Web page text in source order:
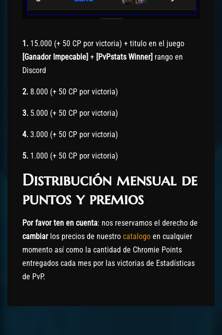
1. 15.000 (+ 50 CP por victoria) + titulo en el juego
[Ganador Impecable] + [PvPstats Winner] rango en
Discord
2. 8.000 (+ 50 CP por victoria)
3. 5.000 (+ 50 CP por victoria)
4. 3.000 (+ 50 CP por victoria)
5. 1.000 (+ 50 CP por victoria)
Distribución mensual de
puntos y premios
Por favor ten en cuenta: nos reservamos el derecho de
cambiarlos precios de nuestro catalogo en cualquier
momento así como la cantidad de Chromie Points
entregados cada mes por las victorias de Estadísticas
de PvP.